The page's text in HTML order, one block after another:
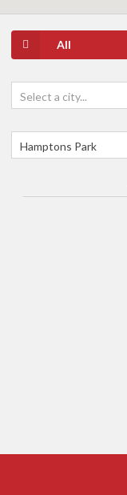
All
Select a city...
Hamptons Park